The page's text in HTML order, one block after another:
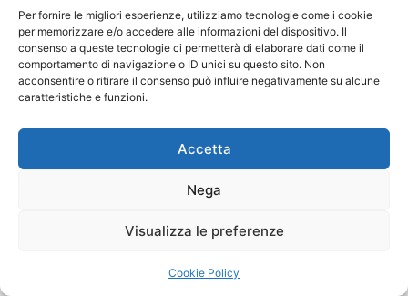
Per fornire le migliori esperienze, utilizziamo tecnologie come i cookie
per memorizzare e/o accedere alle informazioni del dispositivo. Il
consenso a queste tecnologie ci permetterà di elaborare dati come il
comportamento di navigazione o ID unici su questo sito. Non
acconsentire o ritirare il consenso può influire negativamente su alcune
caratteristiche e funzioni.
Accetta
Nega
Visualizza le preferenze
Cookie Policy